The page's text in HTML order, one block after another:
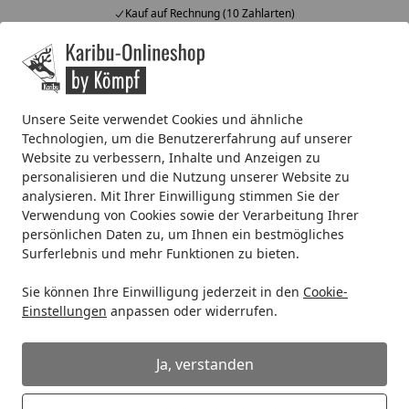
Unsere Seite verwendet Cookies und ähnliche
Technologien, um die Benutzererfahrung auf unserer
Website zu verbessern, Inhalte und Anzeigen zu
personalisieren und die Nutzung unserer Website zu
analysieren. Mit Ihrer Einwilligung stimmen Sie der
Verwendung von Cookies sowie der Verarbeitung Ihrer
persönlichen Daten zu, um Ihnen ein bestmögliches
Surferlebnis und mehr Funktionen zu bieten.
Sie können Ihre Einwilligung jederzeit in den Cookie-
Einstellungen anpassen oder widerrufen.
Ja, verstanden
Kauf auf Rechnung (10 Zahlarten)
Alle Produkte
Mein Konto
Startseite
Reduzierstück DN 80/75mm, dunkelgrau
Reduzierstück DN 80/75mm,
dunkelgrau